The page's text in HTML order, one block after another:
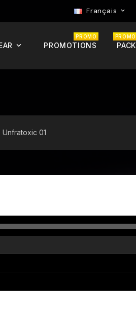
Français 
PROMOTIONS
PROMO
PACK
PROMO
Unfratoxic 01